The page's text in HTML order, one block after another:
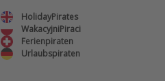
HolidayPirates
WakacyjniPiraci
Ferienpiraten
Urlaubspiraten